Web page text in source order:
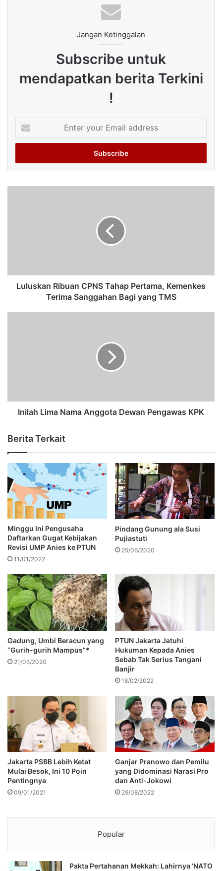
Jangan Ketinggalan
Subscribe untuk
mendapatkan berita Terkini
!
your
Email
Luluskan Ribuan CPNS Tahap Pertama, Kemenkes
Terima Sanggahan Bagi yang TMS
Inilah Lima Nama Anggota Dewan Pengawas KPK
Berita Terkait
Minggu Ini Pengusaha
Daftarkan Gugat Kebijakan
Revisi UMP Anies ke PTUN
11/01/2022
Pindang Gunung ala Susi
Pujiastuti
25/06/2020
Gadung, Umbi Beracun yang
“Gurih-gurih Mampus”*
21/05/2020
PTUN Jakarta Jatuhi
Hukuman Kepada Anies
Sebab Tak Serius Tangani
Banjir
18/02/2022
Jakarta PSBB Lebih Ketat
Mulai Besok, Ini 10 Poin
Pentingnya
09/01/2021
Ganjar Pranowo dan Pemilu
yang Didominasi Narasi Pro
dan Anti-Jokowi
29/08/2022
Popular
Pakta Pertahanan Mekkah: Lahirnya ‘NATO